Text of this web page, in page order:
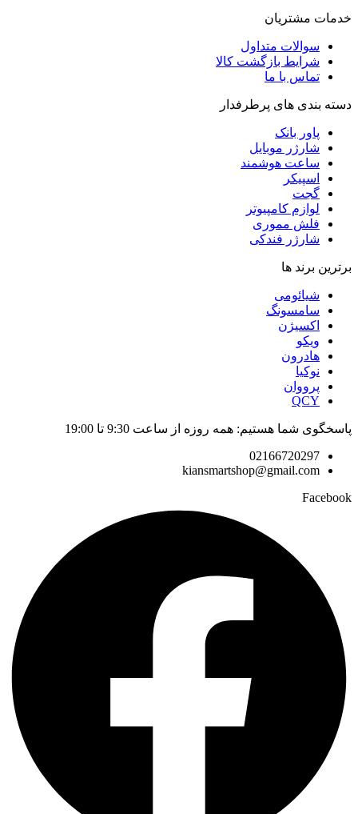
خدمات مشتریان
سوالات متداول
شرایط بازگشت کالا
تماس با ما
دسته بندی های پرطرفدار
پاور بانک
شارژر موبایل
ساعت هوشمند
اسپیکر
گجت
لوازم کامپیوتر
فلش مموری
شارژر فندکی
برترین برند ها
شیائومی
سامسونگ
اکسیژن
ویکو
هادرون
نوکیا
پرووان
QCY
پاسخگوی شما هستیم: همه روزه از ساعت 9:30 تا 19:00
02166720297
kiansmartshop@gmail.com
Facebook